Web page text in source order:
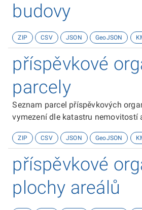
budovy
ZIP CSV JSON GeoJSON
příspěvkové
parcely
Seznam parcel příspěvkových
vymezení dle katastru nemovitostí
ZIP CSV JSON GeoJSON
příspěvkové
plochy areálů